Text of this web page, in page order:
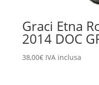
Graci Etna
2014 DOC
38,00€ IVA inclusa